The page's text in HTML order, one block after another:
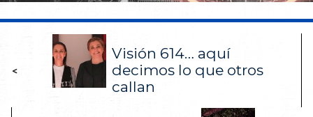
<
Visión 614… aquí
decimos lo que otros
callan